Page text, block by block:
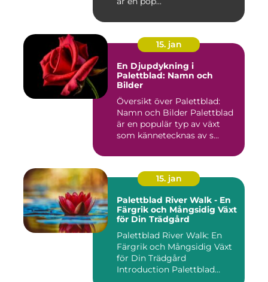
15. jan
En Djupdykning i
Palettblad: Namn och
Bilder
Översikt över Palettblad:
Namn och Bilder Palettblad
är en populär typ av växt
som kännetecknas av s...
15. jan
Palettblad River Walk - En
Färgrik och Mångsidig Växt
för Din Trädgård
Palettblad River Walk: En
Färgrik och Mångsidig Växt
för Din Trädgård
Introduction Palettblad